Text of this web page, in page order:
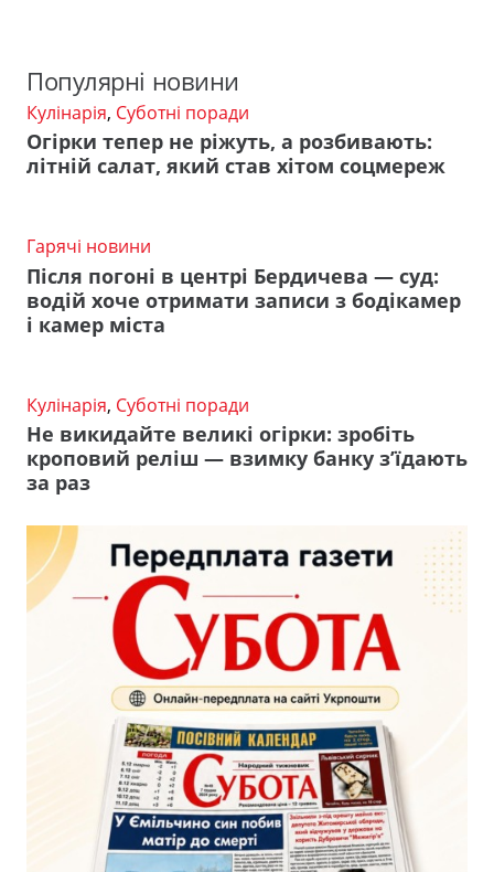
Популярні новини
Кулінарія, Суботні поради
Огірки тепер не ріжуть, а розбивають:
літній салат, який став хітом соцмереж
Гарячі новини
Після погоні в центрі Бердичева — суд:
водій хоче отримати записи з бодікамер
і камер міста
Кулінарія, Суботні поради
Не викидайте великі огірки: зробіть
кроповий реліш — взимку банку з’їдають
за раз